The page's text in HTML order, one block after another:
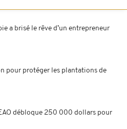
a brisé le rêve d’un entrepreneur
pour protéger les plantations de
débloque 250 000 dollars pour